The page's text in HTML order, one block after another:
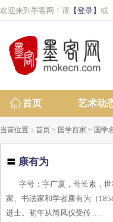
欢迎来到墨客网！请 【登录】 或
首页 艺术动
当前位置： 首页 > 国学百家 > 国学
〓 康有为
字号：字广厦，号长素，
家、书法家和学者康有为（
进士。初年从简凤仪受传......